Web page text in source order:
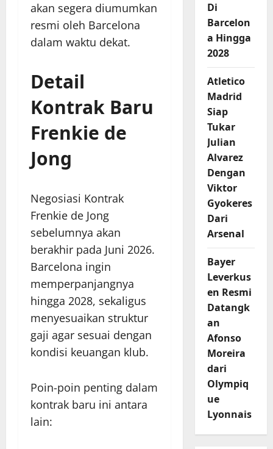
akan segera diumumkan
resmi oleh Barcelona
dalam waktu dekat.
Detail
Kontrak Baru
Frenkie de
Jong
Negosiasi Kontrak
Frenkie de Jong
sebelumnya akan
berakhir pada Juni 2026.
Barcelona ingin
memperpanjangnya
hingga 2028, sekaligus
menyesuaikan struktur
gaji agar sesuai dengan
kondisi keuangan klub.
Poin-poin penting dalam
kontrak baru ini antara
lain:
Di
Barcelon
a Hingga
2028
Atletico
Madrid
Siap
Tukar
Julian
Alvarez
Dengan
Viktor
Gyokeres
Dari
Arsenal
Bayer
Leverkus
en Resmi
Datangk
an
Afonso
Moreira
dari
Olympiq
ue
Lyonnais